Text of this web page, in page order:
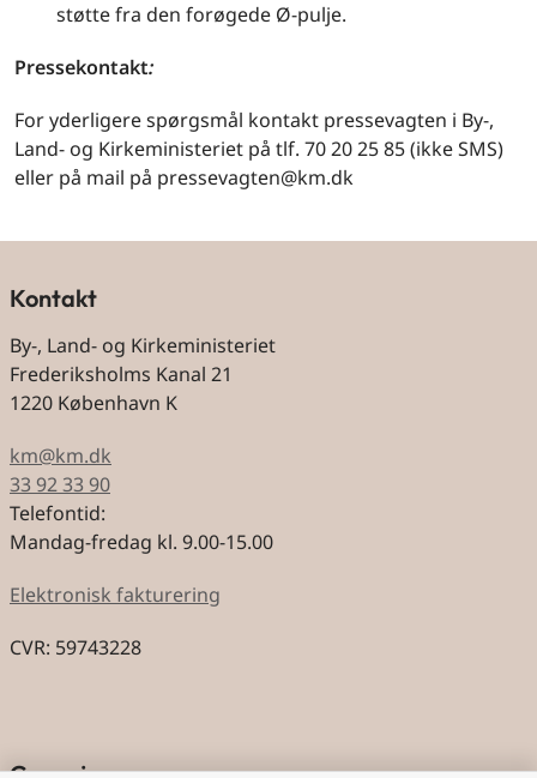
støtte fra den forøgede Ø-pulje.
Pressekontakt:
For yderligere spørgsmål kontakt pressevagten i By-,
Land- og Kirkeministeriet på tlf. 70 20 25 85 (ikke SMS)
eller på mail på pressevagten@km.dk
Kontakt
By-, Land- og Kirkeministeriet
Frederiksholms Kanal 21
1220 København K
km@km.dk
33 92 33 90
Telefontid:
Mandag-fredag kl. 9.00-15.00
Elektronisk fakturering
CVR: 59743228